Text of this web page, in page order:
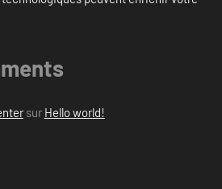
sur Hello world!